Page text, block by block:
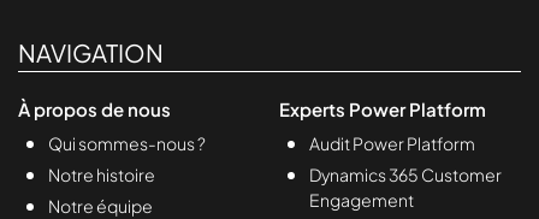
NAVIGATION
À propos de nous
Qui sommes-nous ?
Notre histoire
Notre équipe
Experts Power Platform
Audit Power Platform
Dynamics 365 Customer
Engagement